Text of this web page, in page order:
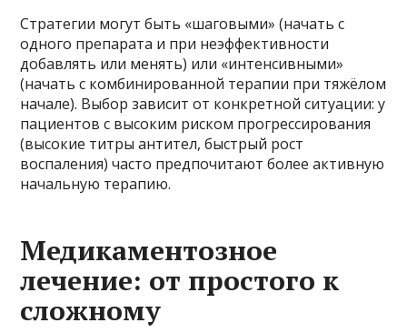
Стратегии могут быть «шаговыми» (начать с
одного препарата и при неэффективности
добавлять или менять) или «интенсивными»
(начать с комбинированной терапии при тяжёлом
начале). Выбор зависит от конкретной ситуации: у
пациентов с высоким риском прогрессирования
(высокие титры антител, быстрый рост
воспаления) часто предпочитают более активную
начальную терапию.
Медикаментозное
лечение: от простого к
сложному